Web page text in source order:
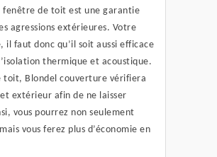
fenêtre de toit est une garantie
agressions extérieures. Votre
faut donc qu’il soit aussi efficace
thermique et acoustique.
toit, Blondel couverture vérifiera
extérieur afin de ne laisser
vous pourrez non seulement
vous ferez plus d’économie en